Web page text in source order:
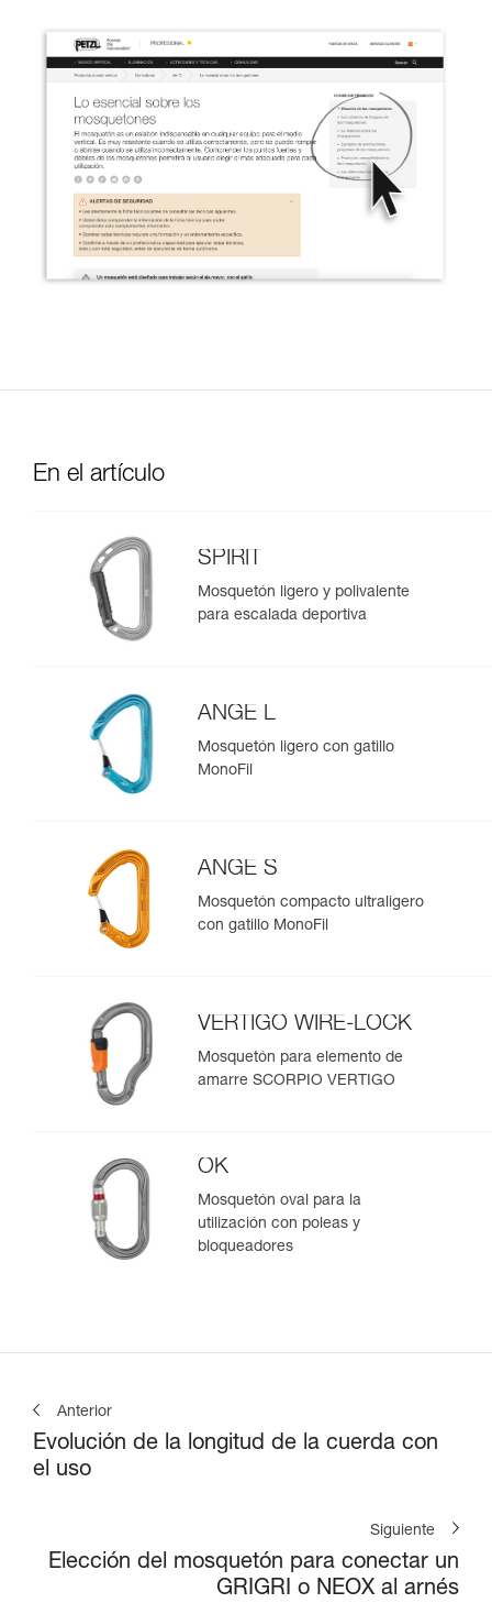
En el artículo
SPIRIT
Mosquetón ligero y polivalente
para escalada deportiva
ANGE L
Mosquetón ligero con gatillo
MonoFil
ANGE S
Mosquetón compacto ultraligero
con gatillo MonoFil
VERTIGO WIRE-LOCK
Mosquetón para elemento de
amarre SCORPIO VERTIGO
OK
Mosquetón oval para la
utilización con poleas y
bloqueadores
Anterior
Evolución de la longitud de la cuerda con
el uso
Siguiente
Elección del mosquetón para conectar un
GRIGRI o NEOX al arnés